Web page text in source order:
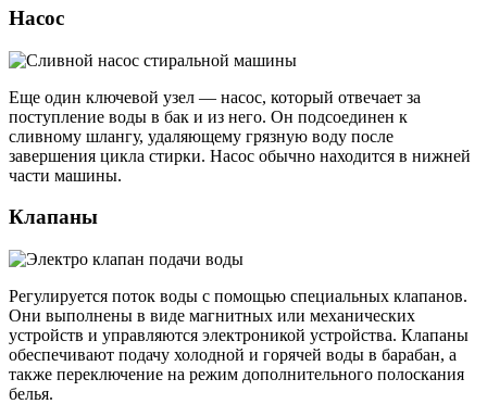
Насос
Еще один ключевой узел — насос, который отвечает за
поступление воды в бак и из него. Он подсоединен к
сливному шлангу, удаляющему грязную воду после
завершения цикла стирки. Насос обычно находится в нижней
части машины.
Клапаны
Регулируется поток воды с помощью специальных клапанов.
Они выполнены в виде магнитных или механических
устройств и управляются электроникой устройства. Клапаны
обеспечивают подачу холодной и горячей воды в барабан, а
также переключение на режим дополнительного полоскания
белья.